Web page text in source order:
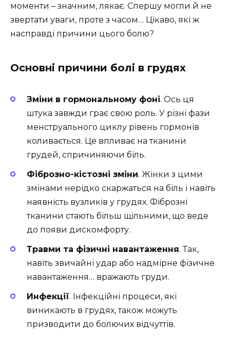
моменти – значним, лякає. Спершу могли й не
звертати уваги, проте з часом… Цікаво, які ж
насправді причини цього болю?
Основні причини болі в грудях
Зміни в гормональному фоні. Ось ця
штука завжди грає свою роль. У різні фази
менструального циклу рівень гормонів
коливається. Це впливає на тканини
грудей, спричиняючи біль.
Фіброзно-кістозні зміни. Жінки з цими
змінами нерідко скаржаться на біль і навіть
наявність вузликів у грудях. Фіброзні
тканини стають більш щільними, що веде
до появи дискомфорту.
Травми та фізичні навантаження. Так,
навіть звичайні удар або надмірне фізичне
навантаження… вражають груди.
Инфекції. Інфекційні процеси, які
виникають в грудях, також можуть
призводити до болючих відчуттів.